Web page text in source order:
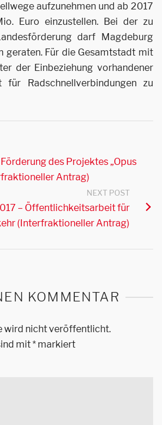
aufzunehmen und ab 2017
Euro einzustellen. Bei der zu
darf Magdeburg
geraten. Für die Gesamtstadt mit
der Einbeziehung vorhandener
für Radschnellverbindungen zu
des Projektes „Opus
Antrag)
NEXT POST
– Öffentlichkeitsarbeit für
(Interfraktioneller Antrag)
KOMMENTAR
wird nicht veröffentlicht.
mit* markiert